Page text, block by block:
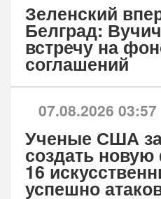
Зеленский
Белград:
встречу на
соглашений
07.08.2026 03:57
Ученые США
создать
16
успешно